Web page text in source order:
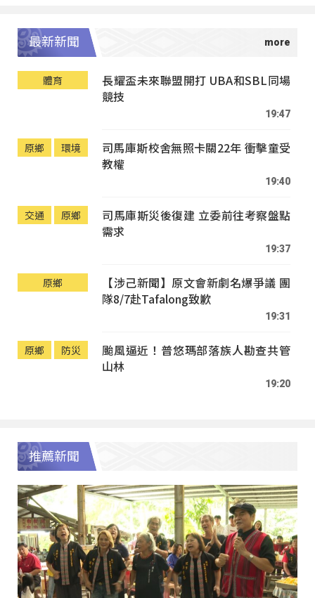
最新新聞
體育
長耀盃未來聯盟開打 UBA和SBL同場
競技
19:47
原鄉 環境
司馬庫斯校舍無照卡關22年 衝擊童受
教權
19:40
交通 原鄉
司馬庫斯災後復建 立委前往考察盤點
需求
19:37
原鄉
【涉己新聞】原文會新劇名爆爭議 團
隊8/7赴Tafalong致歉
19:31
原鄉 防災
颱風逼近！普悠瑪部落族人勘查共管
山林
19:20
推薦新聞